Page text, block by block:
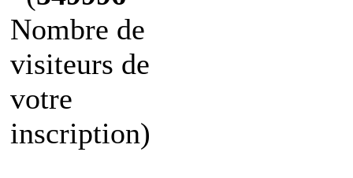
Nombre de
visiteurs de
votre
inscription)